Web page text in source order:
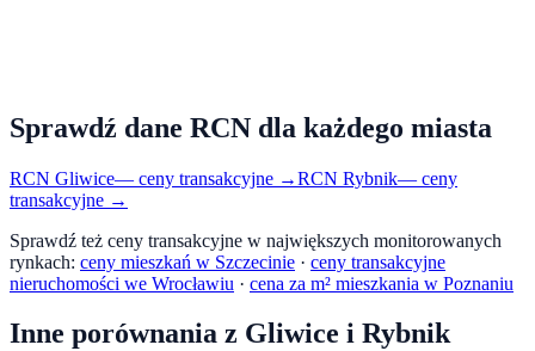
Sprawdź dane RCN dla każdego miasta
RCN Gliwice— ceny transakcyjne →RCN Rybnik— ceny
transakcyjne →
Sprawdź też ceny transakcyjne w największych monitorowanych
rynkach: ceny mieszkań w Szczecinie · ceny transakcyjne
nieruchomości we Wrocławiu · cena za m² mieszkania w Poznaniu
Inne porównania z Gliwice i Rybnik